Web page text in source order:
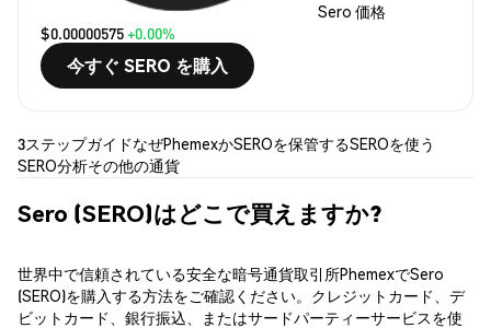
Sero 価格
$0.00000575+0.00%
今すぐ SERO を購入
3ステップガイドなぜPhemexかSEROを保管するSEROを使う
SERO分析その他の通貨
Sero (SERO)はどこで買えますか?
世界中で信頼されている安全な暗号通貨取引所PhemexでSero
(SERO)を購入する方法をご確認ください。クレジットカード、デ
ビットカード、銀行振込、またはサードパーティーサービスを使